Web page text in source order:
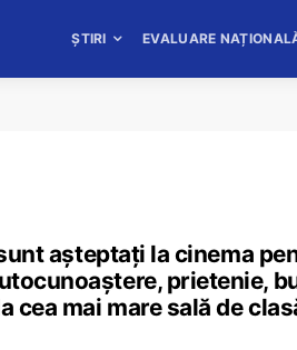
ȘTIRI EVALUARE
așteptați la cinema
prietenie,
cea mai mare sală de